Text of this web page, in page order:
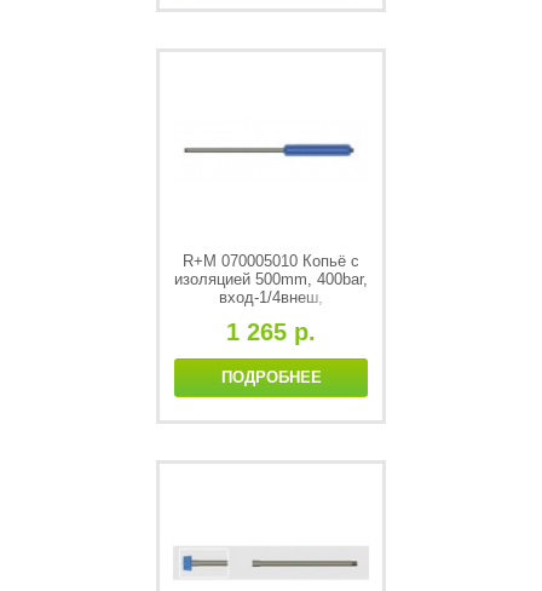
R+M 070005010 Копьё с
изоляцией 500mm, 400bar,
вход-1/4внеш,
нерж.сталь
1 265 р.
ПОДРОБНЕЕ